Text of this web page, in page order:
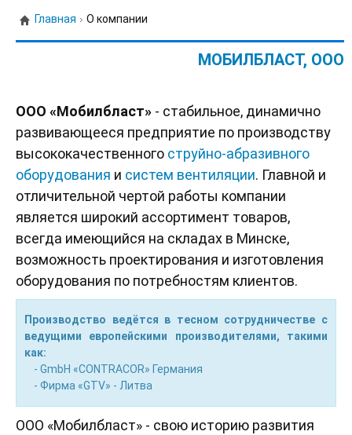
Главная О компании
МОБИЛБЛАСТ, ООО
ООО «Мобилбласт» - стабильное, динамично
развивающееся предприятие по производству
высококачественного струйно-абразивного
оборудования и систем вентиляции. Главной и
отличительной чертой работы компании
является широкий ассортимент товаров,
всегда имеющийся на складах в Минске,
возможность проектирования и изготовления
оборудования по потребностям клиентов.
Производство ведётся в тесном сотрудничестве с
ведущими европейскими производителями, такими
как:
- GmbH «CONTRACOR» Германия
- Фирма «GTV» - Литва
ООО «Мобилбласт» - свою историю развития